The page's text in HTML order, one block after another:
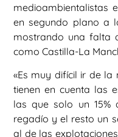
medioambientalistas
en segundo plano a
mostrando una falta
como Castilla-La
«Es muy difícil ir de
tienen en cuenta las
las que solo un
regadío y el resto un
al de las